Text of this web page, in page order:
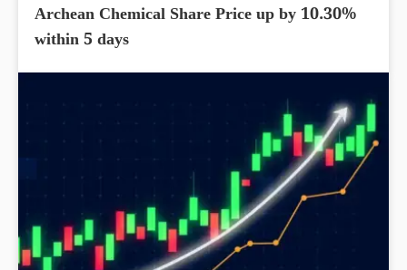
Archean Chemical Share Price up by 10.30%
within 5 days